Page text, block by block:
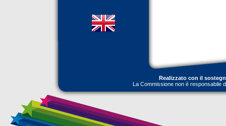
Realizzato con il
La Commissione non è responsabile